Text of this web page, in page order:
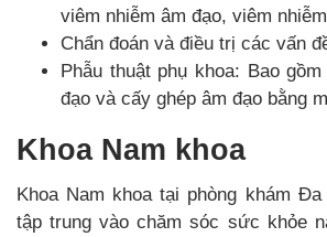
viêm nhiễm âm đạo, viêm
Chẩn đoán và điều trị các vấn
Phẫu thuật phụ khoa: Bao
đạo và cấy ghép âm đạo bằng
Khoa Nam khoa
Khoa Nam khoa tại phòng khám
tập trung vào chăm sóc sức khỏe